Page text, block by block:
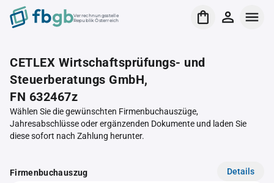
Verrechnungsstelle
Republik Österreich
CETLEX Wirtschaftsprüfungs- und
Steuerberatungs GmbH,
FN 632467z
Wählen Sie die gewünschten Firmenbuchauszüge,
Jahresabschlüsse oder ergänzenden Dokumente und laden Sie
diese sofort nach Zahlung herunter.
Firmenbuchauszug Details